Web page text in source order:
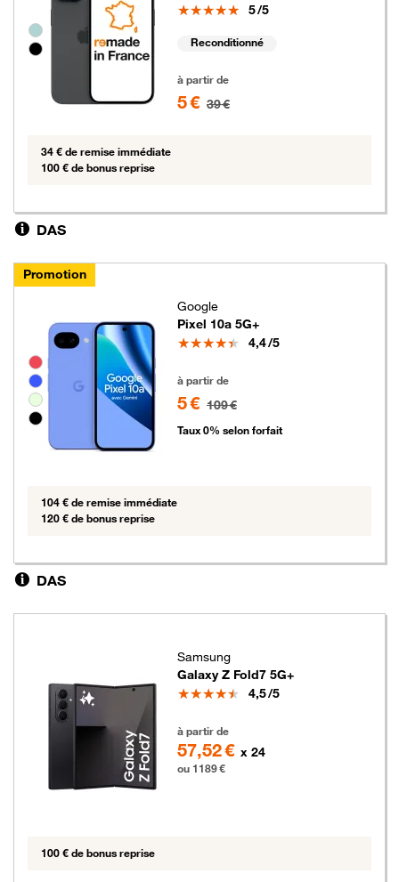
Groupe de couleurs disponibles non sélectionnables
Note
5/5
Reconditionné
à partir de
5 € 39 €
34 € de remise immédiate
100 € de bonus reprise
DAS
Promotion
Groupe de couleurs disponibles non sélectionnables
Google
Pixel 10a 5G+
Note
4,4/5
à partir de
5 € 109 €
Taux 0% selon forfait
104 € de remise immédiate
120 € de bonus reprise
DAS
Samsung
Galaxy Z Fold7 5G+
Note
4,5/5
à partir de
57,52 € x 24
ou 1189 €
100 € de bonus reprise